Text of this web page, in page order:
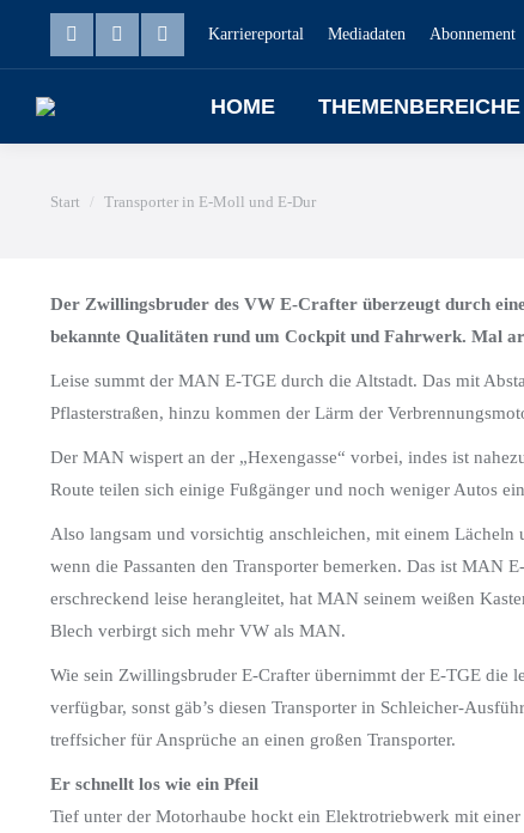
Karriereportal Mediadaten Abonnement
HOME THEMENBEREICHE
Sie befinden sich hier:
Start Transporter in E-Moll und E-Dur
Der Zwillingsbruder des VW E-Crafter überzeugt durch
bekannte Qualitäten rund um Cockpit und Fahrwerk. Mal
Leise summt der MAN E-TGE durch die Altstadt. Das mit
Pflasterstraßen, hinzu kommen der Lärm der
Der MAN wispert an der „Hexengasse“ vorbei, indes ist
Route teilen sich einige Fußgänger und noch weniger Autos
Also langsam und vorsichtig anschleichen, mit einem
wenn die Passanten den Transporter bemerken. Das ist
erschreckend leise herangleitet, hat MAN seinem weißen
Blech verbirgt sich mehr VW als MAN.
Wie sein Zwillingsbruder E-Crafter übernimmt der E-TGE
verfügbar, sonst gäb’s diesen Transporter in Schleicher-
treffsicher für Ansprüche an einen großen Transporter.
Er schnellt los wie ein Pfeil
Tief unter der Motorhaube hockt ein Elektrotriebwerk mit